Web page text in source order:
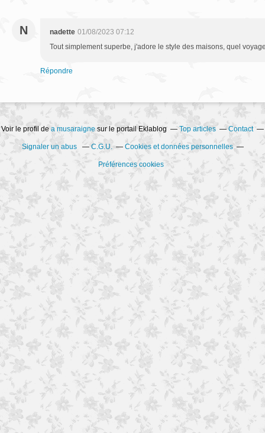
N nadette 01/08/2023 07:12
Tout simplement superbe, j'adore le style des maisons, quel
Répondre
Voir le profil dea musaraigne sur le portail Eklablog Top articles Contact
Signaler un abus C.G.U. Cookies et données personnelles
Préférences cookies